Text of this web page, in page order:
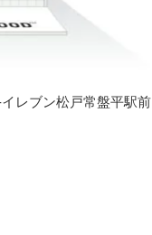
レブン松戸常盤平駅前